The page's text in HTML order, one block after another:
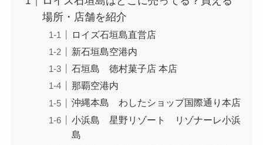
場所・店舗を紹介
ロイズ石垣島直営店
新石垣島空港内
石垣島 徳村菓子店 本店
那覇空港内
沖縄本島 わしたショップ国際通り本店
小浜島 星野リゾート リゾナーレ小浜
島